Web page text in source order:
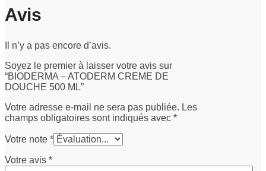
Avis
Il n’y a pas encore d’avis.
Soyez le premier à laisser votre avis sur
“BIODERMA – ATODERM CREME DE
DOUCHE 500 ML”
Votre adresse e-mail ne sera pas publiée. Les
champs obligatoires sont indiqués avec *
Votre note *
Votre avis *